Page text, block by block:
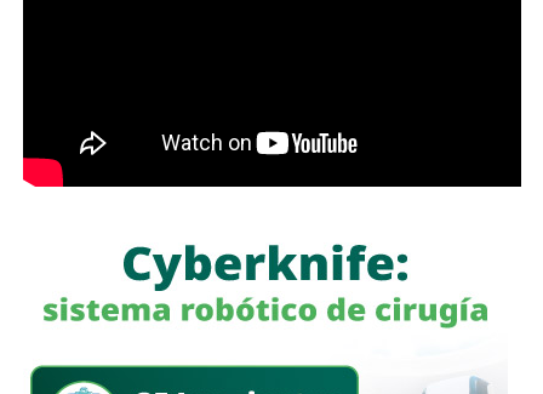
Señaló que la información de todas las actividades de
transparentarse, tal y como lo establece el artículo 6 de la
Constitución Política.